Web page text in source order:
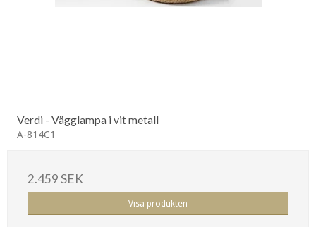
Verdi - Vägglampa i vit metall
A-814C1
2.459 SEK
Visa produkten